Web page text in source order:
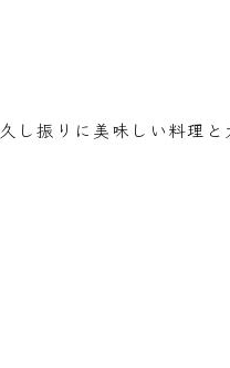
久し振りに美味しい料理